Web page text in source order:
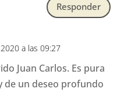
Responder
a las 09:27
Juan Carlos. Es pura
de un deseo profundo